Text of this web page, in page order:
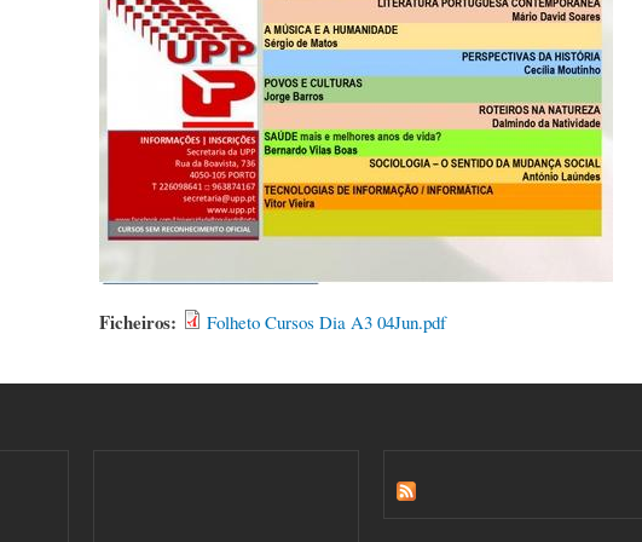
Ficheiros: Folheto Cursos Dia A3 04Jun.pdf